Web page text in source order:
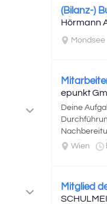
(Bilanz-)
Hörmann
Mondsee
epunkt
Deine
Wien
Mitglied